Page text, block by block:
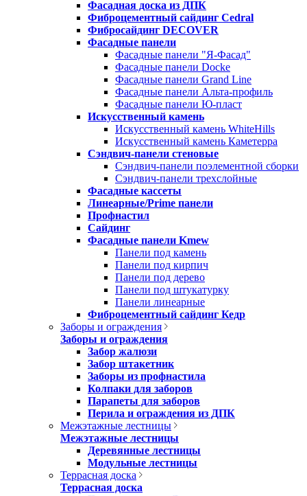
Фасадная доска из ДПК
Фиброцементный сайдинг Cedral
Фибросайдинг DECOVER
Фасадные панели
Фасадные панели "Я-Фасад"
Фасадные панели Docke
Фасадные панели Grand Line
Фасадные панели Альта-профиль
Фасадные панели Ю-пласт
Искусственный камень
Искусственный камень WhiteHills
Искусственный камень Каметерра
Сэндвич-панели стеновые
Сэндвич-панели поэлементной сборки
Сэндвич-панели трехслойные
Фасадные кассеты
Линеарные/Prime панели
Профнастил
Сайдинг
Фасадные панели Kmew
Панели под камень
Панели под кирпич
Панели под дерево
Панели под штукатурку
Панели линеарные
Фиброцементный сайдинг Кедр
Заборы и ограждения
Заборы и ограждения
Забор жалюзи
Забор штакетник
Заборы из профнастила
Колпаки для заборов
Парапеты для заборов
Перила и ограждения из ДПК
Межэтажные лестницы
Межэтажные лестницы
Деревянные лестницы
Модульные лестницы
Террасная доска
Террасная доска